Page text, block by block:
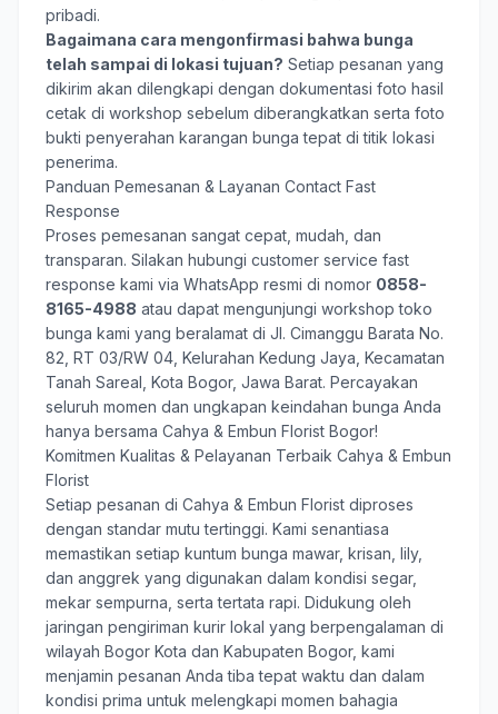
pribadi.
Bagaimana cara mengonfirmasi bahwa bunga
telah sampai di lokasi tujuan? Setiap pesanan yang
dikirim akan dilengkapi dengan dokumentasi foto hasil
cetak di workshop sebelum diberangkatkan serta foto
bukti penyerahan karangan bunga tepat di titik lokasi
penerima.
Panduan Pemesanan & Layanan Contact Fast
Response
Proses pemesanan sangat cepat, mudah, dan
transparan. Silakan hubungi customer service fast
response kami via WhatsApp resmi di nomor 0858-
8165-4988 atau dapat mengunjungi workshop toko
bunga kami yang beralamat di Jl. Cimanggu Barata No.
82, RT 03/RW 04, Kelurahan Kedung Jaya, Kecamatan
Tanah Sareal, Kota Bogor, Jawa Barat. Percayakan
seluruh momen dan ungkapan keindahan bunga Anda
hanya bersama Cahya & Embun Florist Bogor!
Komitmen Kualitas & Pelayanan Terbaik Cahya & Embun
Florist
Setiap pesanan di Cahya & Embun Florist diproses
dengan standar mutu tertinggi. Kami senantiasa
memastikan setiap kuntum bunga mawar, krisan, lily,
dan anggrek yang digunakan dalam kondisi segar,
mekar sempurna, serta tertata rapi. Didukung oleh
jaringan pengiriman kurir lokal yang berpengalaman di
wilayah Bogor Kota dan Kabupaten Bogor, kami
menjamin pesanan Anda tiba tepat waktu dan dalam
kondisi prima untuk melengkapi momen bahagia